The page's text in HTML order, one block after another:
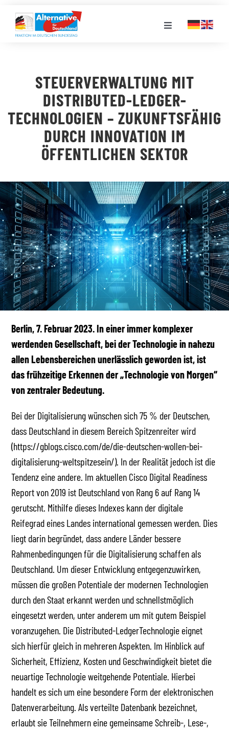
Inhalt
springen
Toggle
LANDESGRUPPEN
VERANSTALTUNGEN
STELLENPORTAL
MEDIATHEK
STEUERVERWALTUNG MIT
DISTRIBUTED-LEDGER-
TECHNOLOGIEN – ZUKUNFTSFÄHIG
DURCH INNOVATION IM
ÖFFENTLICHEN SEKTOR
Berlin, 7. Februar 2023. In einer immer komplexer
werdenden Gesellschaft, bei der Technologie in nahezu
allen Lebensbereichen unerlässlich geworden ist, ist
das frühzeitige Erkennen der „Technologie von Morgen“
von zentraler Bedeutung.
Bei der Digitalisierung wünschen sich 75 % der Deutschen,
dass Deutschland in diesem Bereich Spitzenreiter wird
(https://gblogs.cisco.com/de/die-deutschen-wollen-bei-
digitalisierung-weltspitzesein/). In der Realität jedoch ist die
Tendenz eine andere. Im aktuellen Cisco Digital Readiness
Report von 2019 ist Deutschland von Rang 6 auf Rang 14
gerutscht. Mithilfe dieses Indexes kann der digitale
Reifegrad eines Landes international gemessen werden. Dies
liegt darin begründet, dass andere Länder bessere
Rahmenbedingungen für die Digitalisierung schaffen als
Deutschland. Um dieser Entwicklung entgegenzuwirken,
müssen die großen Potentiale der modernen Technologien
durch den Staat erkannt werden und schnellstmöglich
eingesetzt werden, unter anderem um mit gutem Beispiel
voranzugehen. Die Distributed-LedgerTechnologie eignet
sich hierfür gleich in mehreren Aspekten. Im Hinblick auf
Sicherheit, Effizienz, Kosten und Geschwindigkeit bietet die
neuartige Technologie weitgehende Potentiale. Hierbei
handelt es sich um eine besondere Form der elektronischen
Datenverarbeitung. Als verteilte Datenbank bezeichnet,
erlaubt sie Teilnehmern eine gemeinsame Schreib-, Lese-,